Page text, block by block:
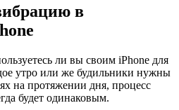
в
ли вы своим iPhone для
утро или же будильники нужны
на протяжении дня, процесс
будет одинаковым.